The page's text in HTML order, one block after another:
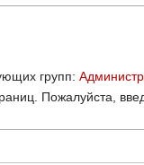
групп:
Пожалуйста,